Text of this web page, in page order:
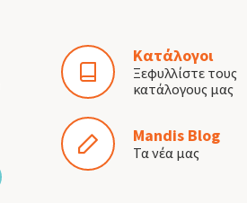
Κατάλογοι
Ξεφυλλίστε τους
κατάλογους μας
Mandis Blog
Τα νέα μας